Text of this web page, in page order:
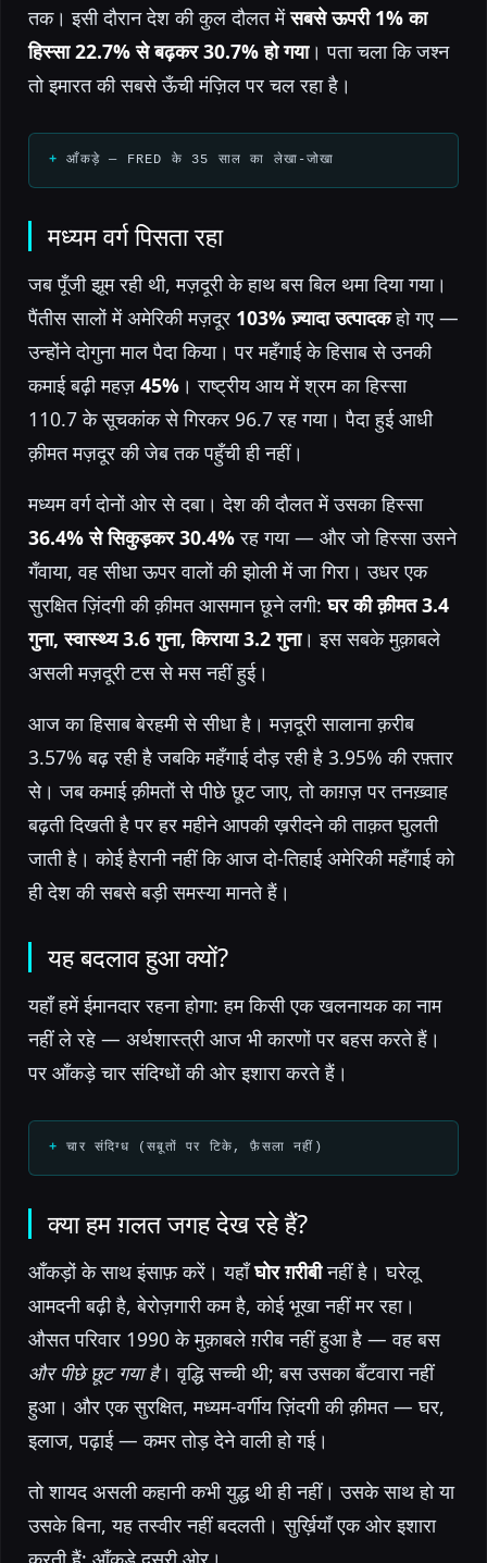
तक। इसी दौरान देश की कुल दौलत मेंसबसे ऊपरी 1% का
हिस्सा 22.7% से बढ़कर 30.7% हो गया। पता चला कि जश्न
तो इमारत की सबसे ऊँची मंज़िल पर चल रहा है।
आँकड़े — FRED के 35 साल का लेखा-जोखा
मध्यम वर्ग पिसता रहा
जब पूँजी झूम रही थी, मज़दूरी के हाथ बस बिल थमा दिया गया।
पैंतीस सालों में अमेरिकी मज़दूर 103% ज़्यादा उत्पादकहो गए —
उन्होंने दोगुना माल पैदा किया। पर महँगाई के हिसाब से उनकी
कमाई बढ़ी महज़ 45% । राष्ट्रीय आय में श्रम का हिस्सा
110.7 के सूचकांक से गिरकर 96.7 रह गया। पैदा हुई आधी
क़ीमत मज़दूर की जेब तक पहुँची ही नहीं।
मध्यम वर्ग दोनों ओर से दबा। देश की दौलत में उसका हिस्सा
36.4% से सिकुड़कर 30.4%रह गया — और जो हिस्सा उसने
गँवाया, वह सीधा ऊपर वालों की झोली में जा गिरा। उधर एक
सुरक्षित ज़िंदगी की क़ीमत आसमान छूने लगी:घर की क़ीमत 3.4
गुना, स्वास्थ्य 3.6 गुना, किराया 3.2 गुना। इस सबके मुक़ाबले
असली मज़दूरी टस से मस नहीं हुई।
आज का हिसाब बेरहमी से सीधा है। मज़दूरी सालाना क़रीब
3.57% बढ़ रही है जबकि महँगाई दौड़ रही है 3.95% की रफ़्तार
से। जब कमाई क़ीमतों से पीछे छूट जाए, तो काग़ज़ पर तनख़्वाह
बढ़ती दिखती है पर हर महीने आपकी ख़रीदने की ताक़त घुलती
जाती है। कोई हैरानी नहीं कि आज दो-तिहाई अमेरिकी महँगाई को
ही देश की सबसे बड़ी समस्या मानते हैं।
यह बदलाव हुआ क्यों?
यहाँ हमें ईमानदार रहना होगा: हम किसी एक खलनायक का नाम
नहीं ले रहे — अर्थशास्त्री आज भी कारणों पर बहस करते हैं।
पर आँकड़े चार संदिग्धों की ओर इशारा करते हैं।
चार संदिग्ध (सबूतों पर टिके, फ़ैसला नहीं)
क्या हम ग़लत जगह देख रहे हैं?
आँकड़ों के साथ इंसाफ़ करें। यहाँघोर ग़रीबीनहीं है। घरेलू
आमदनी बढ़ी है, बेरोज़गारी कम है, कोई भूखा नहीं मर रहा।
औसत परिवार 1990 के मुक़ाबले ग़रीब नहीं हुआ है — वह बस
और पीछे छूट गया है। वृद्धि सच्ची थी; बस उसका बँटवारा नहीं
हुआ। और एक सुरक्षित, मध्यम-वर्गीय ज़िंदगी की क़ीमत — घर,
इलाज, पढ़ाई — कमर तोड़ देने वाली हो गई।
तो शायद असली कहानी कभी युद्ध थी ही नहीं। उसके साथ हो या
उसके बिना, यह तस्वीर नहीं बदलती। सुर्ख़ियाँ एक ओर इशारा